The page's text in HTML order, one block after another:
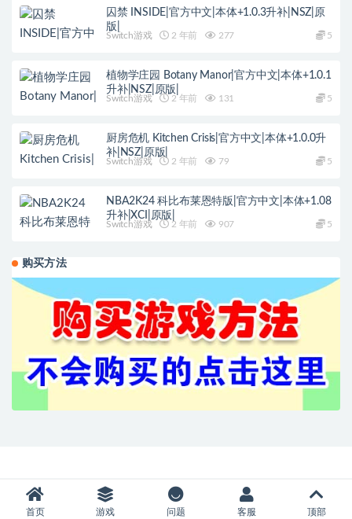
囚禁 INSIDE|官方中文|本体+1.0.3升补|NSZ|原
版|
Switch游戏 2 年前 277 5
植物学庄园 Botany Manor|官方中文|本体+1.0.1
升补|NSZ|原版|
Switch游戏 2 年前 131 5
厨房危机 Kitchen Crisis|官方中文|本体+1.0.0升
补|NSZ|原版|
Switch游戏 2 年前 79 5
NBA2K24 科比布莱恩特版|官方中文|本体+1.08
升补|XCI|原版|
Switch游戏 2 年前 907 5
购买方法
首页 游戏 问题 客服 顶部